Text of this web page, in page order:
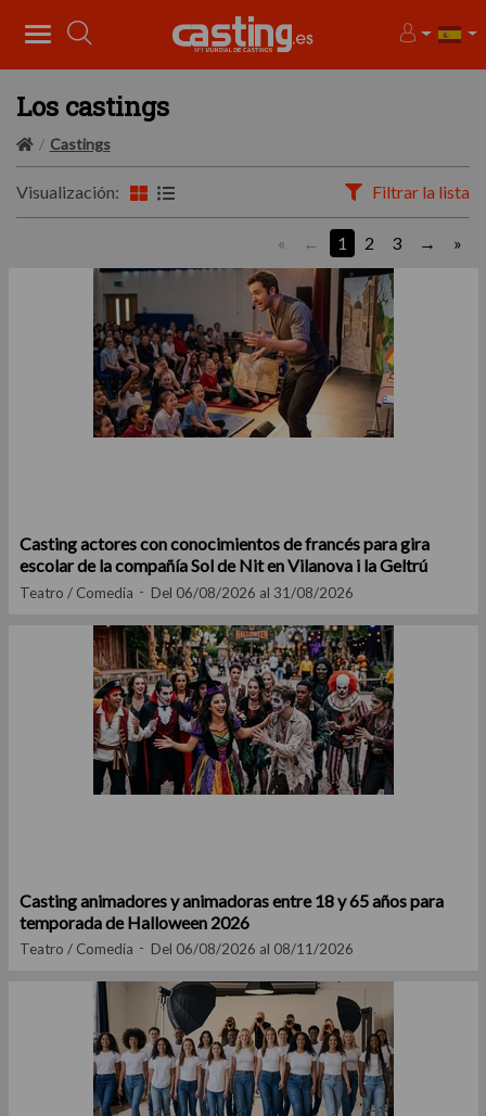
Los castings
Castings
Visualización: Filtrar la lista
« 1 2 3 »
Casting actores con conocimientos de francés para gira
escolar de la compañía Sol de Nit en Vilanova i la Geltrú
Teatro / Comedia Del 06/08/2026 al 31/08/2026
Casting animadores y animadoras entre 18 y 65 años para
temporada de Halloween 2026
Teatro / Comedia Del 06/08/2026 al 08/11/2026